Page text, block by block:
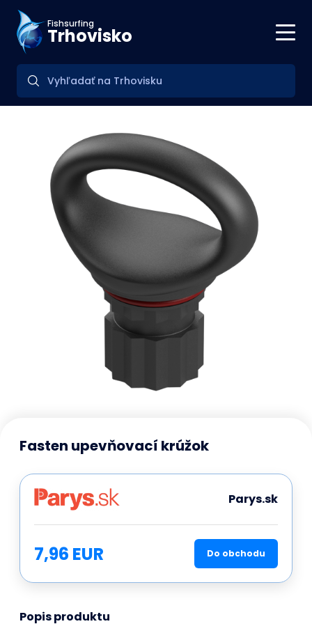
Fishsurfing
Trhovisko
Fasten upevňovací krúžok
Parys.sk
7,96 EUR Do obchodu
Popis produktu